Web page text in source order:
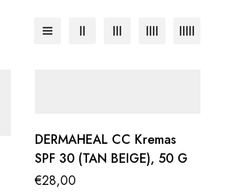
DERMAHEAL CC Kremas
SPF 30 (TAN BEIGE), 50 G
€28,00